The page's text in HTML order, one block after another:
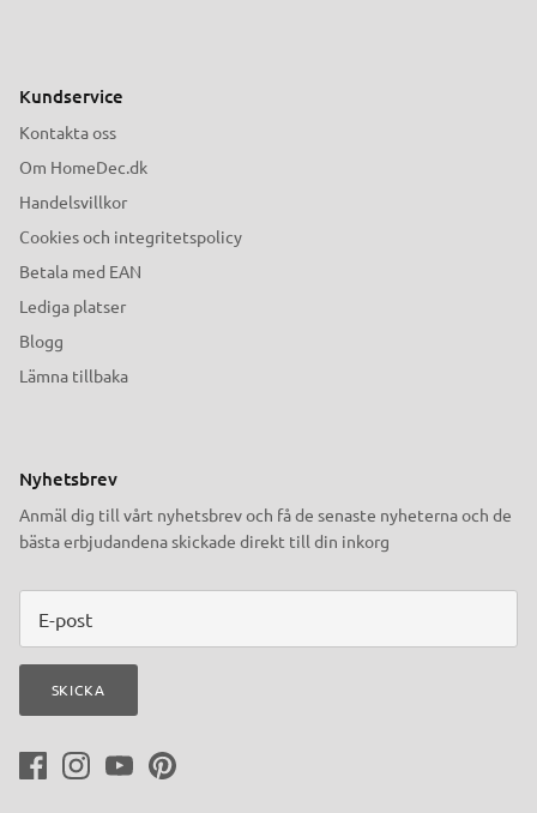
Kundservice
Kontakta oss
Om HomeDec.dk
Handelsvillkor
Cookies och integritetspolicy
Betala med EAN
Lediga platser
Blogg
Lämna tillbaka
Nyhetsbrev
Anmäl dig till vårt nyhetsbrev och få de senaste nyheterna och de
bästa erbjudandena skickade direkt till din inkorg
SKICKA